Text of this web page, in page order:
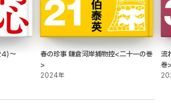
～
春の珍事 鎌倉河岸捕物控<二十一の巻
>
2024年
流
巻